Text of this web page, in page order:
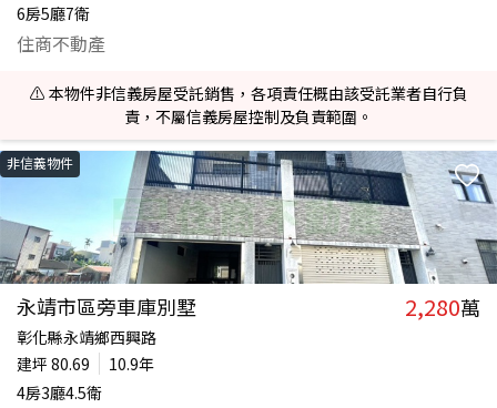
6房5廳7衛
住商不動產
⚠️ 本物件非信義房屋受託銷售，各項責任概由該受託業者自行負
責，不屬信義房屋控制及負責範圍。
非信義物件
永靖市區旁車庫別墅 2,280萬
彰化縣永靖鄉西興路
建坪 80.69
10.9年
4房3廳4.5衛